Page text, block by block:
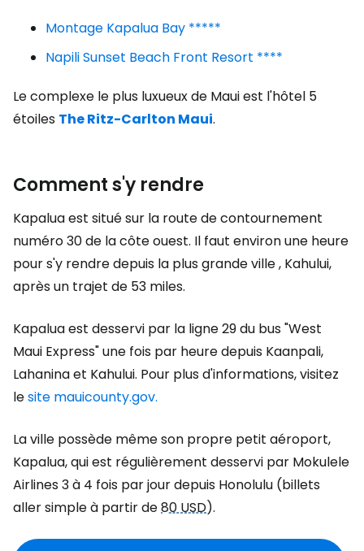
Montage Kapalua Bay *****
Napili Sunset Beach Front Resort ****
Le complexe le plus luxueux de Maui est l'hôtel 5
étoiles The Ritz-Carlton Maui.
Comment s'y rendre
Kapalua est situé sur la route de contournement
numéro 30 de la côte ouest. Il faut environ une heure
pour s'y rendre depuis la plus grande ville , Kahului,
après un trajet de 53 miles.
Kapalua est desservi par la ligne 29 du bus "West
Maui Express" une fois par heure depuis Kaanpali,
Lahanina et Kahului. Pour plus d'informations, visitez
lesite mauicounty.gov.
La ville possède même son propre petit aéroport,
Kapalua, qui est régulièrement desservi par Mokulele
Airlines 3 à 4 fois par jour depuis Honolulu (billets
aller simple à partir de80 USD).